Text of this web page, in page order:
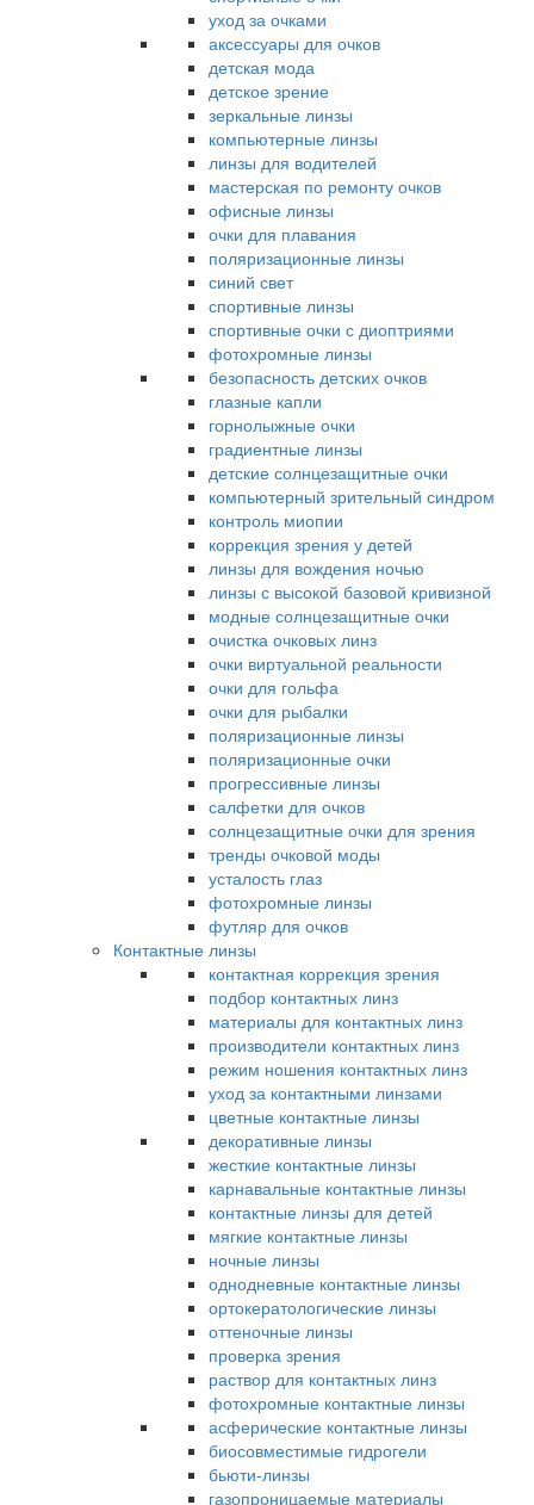
уход за очками
аксессуары для очков
детская мода
детское зрение
зеркальные линзы
компьютерные линзы
линзы для водителей
мастерская по ремонту очков
офисные линзы
очки для плавания
поляризационные линзы
синий свет
спортивные линзы
спортивные очки с диоптриями
фотохромные линзы
безопасность детских очков
глазные капли
горнолыжные очки
градиентные линзы
детские солнцезащитные очки
компьютерный зрительный синдром
контроль миопии
коррекция зрения у детей
линзы для вождения ночью
линзы с высокой базовой кривизной
модные солнцезащитные очки
очистка очковых линз
очки виртуальной реальности
очки для гольфа
очки для рыбалки
поляризационные линзы
поляризационные очки
прогрессивные линзы
салфетки для очков
солнцезащитные очки для зрения
тренды очковой моды
усталость глаз
фотохромные линзы
футляр для очков
Контактные линзы
контактная коррекция зрения
подбор контактных линз
материалы для контактных линз
производители контактных линз
режим ношения контактных линз
уход за контактными линзами
цветные контактные линзы
декоративные линзы
жесткие контактные линзы
карнавальные контактные линзы
контактные линзы для детей
мягкие контактные линзы
ночные линзы
однодневные контактные линзы
ортокератологические линзы
оттеночные линзы
проверка зрения
раствор для контактных линз
фотохромные контактные линзы
асферические контактные линзы
биосовместимые гидрогели
бьюти-линзы
газопроницаемые материалы